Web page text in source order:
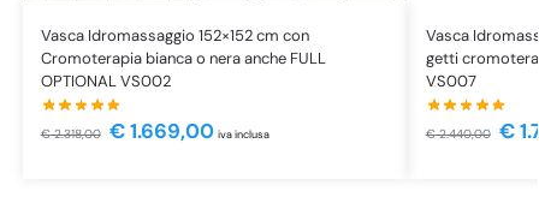
Vasca Idromassaggio 152×152 cm con
Cromoterapia bianca o nera anche FULL
OPTIONAL VS002
€2.318,00 €1.669,00 iva inclusa
Vasca
getti
VS007
€2.440,00 €